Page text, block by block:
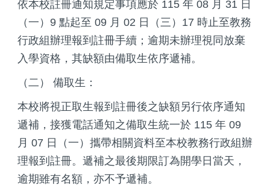
依本校註冊通知規定事項應於 115 年 08 月 31 日
（一）9 點起至 09 月 02 日（三）17 時止至教務
行政組辦理報到註冊手續；逾期未辦理視同放棄
入學資格，其缺額由備取生依序遞補。
（二） 備取生：
本校將視正取生報到註冊後之缺額另行依序通知
遞補，接獲電話通知之備取生統一於 115 年 09
月 07 日（一）攜帶相關資料至本校教務行政組辦
理報到註冊。遞補之最後期限訂為開學日當天，
逾期雖有名額，亦不予遞補。